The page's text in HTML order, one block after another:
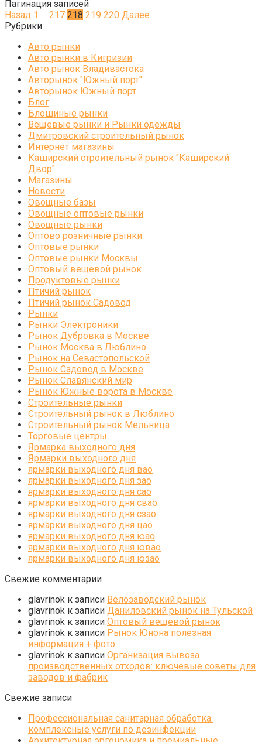
Пагинация записей
Назад 1 … 217 218 219 220 Далее
Рубрики
Авто рынки
Авто рынки в Кигризии
Авто рынок Владивастока
Авторынок "Южный порт"
Авторынок Южный порт
Блог
Блошиные рынки
Вещевые рынки и Рынки одежды
Дмитровский строительный рынок
Интернет магазины
Каширский строительный рынок "Каширский
Двор"
Магазины
Новости
Овощные базы
Овощные оптовые рынки
Овощные рынки
Оптово розничные рынки
Оптовые рынки
Оптовые рынки Москвы
Оптовый вещевой рынок
Продуктовые рынки
Птичий рынок
Птичий рынок Садовод
Рынки
Рынки Электроники
Рынок Дубровка в Москве
Рынок Москва в Люблино
Рынок на Севастопольской
Рынок Садовод в Москве
Рынок Славянский мир
Рынок Южные ворота в Москве
Строительные рынки
Строительный рынок в Люблино
Строительный рынок Мельница
Торговые центры
Ярмарка выходного дня
Ярмарки выходного дня
ярмарки выходного дня вао
ярмарки выходного дня зао
ярмарки выходного дня сао
ярмарки выходного дня свао
ярмарки выходного дня сзао
ярмарки выходного дня цао
ярмарки выходного дня юао
ярмарки выходного дня ювао
ярмарки выходного дня юзао
Свежие комментарии
glavrinok к записи Велозаводский рынок
glavrinok к записи Даниловский рынок на Тульской
glavrinok к записи Оптовый вещевой рынок
glavrinok к записи Рынок Юнона полезная
информация + фото
glavrinok к записи Организация вывоза
производственных отходов: ключевые советы для
заводов и фабрик
Свежие записи
Профессиональная санитарная обработка:
комплексные услуги по дезинфекции